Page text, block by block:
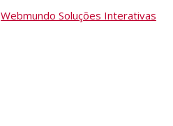
Webmundo Soluções Interativas